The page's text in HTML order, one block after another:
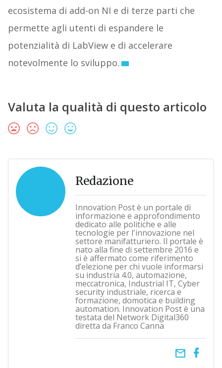
ecosistema di add-on NI e di terze parti che
permette agli utenti di espandere le
potenzialità di LabView e di accelerare
notevolmente lo sviluppo.
Valuta la qualità di questo articolo
Redazione
Innovation Post è un portale di
informazione e approfondimento
dedicato alle politiche e alle
tecnologie per l'innovazione nel
settore manifatturiero. Il portale è
nato alla fine di settembre 2016 e
si è affermato come riferimento
d’elezione per chi vuole informarsi
su industria 4.0, automazione,
meccatronica, Industrial IT, Cyber
security industriale, ricerca e
formazione, domotica e building
automation. Innovation Post è una
testata del Network Digital360
diretta da Franco Canna
email